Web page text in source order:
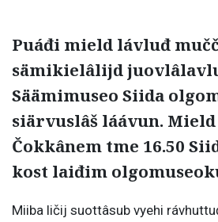
Puáđi mield lávluđ
sämikielâlijd
Säämimuseo Siida
siärvuslâš láávun.
Čokkânem tme 16.50
kost laiđim
Miiba ličij suottâsub vyehi